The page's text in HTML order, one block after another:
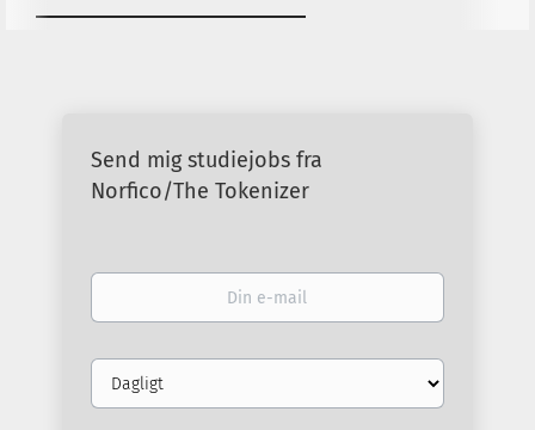
Send mig studiejobs fra
Norfico/The Tokenizer
Din
Email
frequency